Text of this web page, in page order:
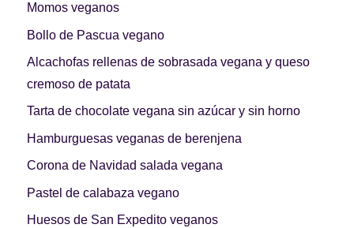
Momos veganos
Bollo de Pascua vegano
Alcachofas rellenas de sobrasada vegana y queso
cremoso de patata
Tarta de chocolate vegana sin azúcar y sin horno
Hamburguesas veganas de berenjena
Corona de Navidad salada vegana
Pastel de calabaza vegano
Huesos de San Expedito veganos